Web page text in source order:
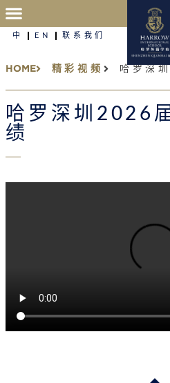
中 EN 联系我们
HOME 精彩视频 哈罗深
哈罗深圳2026
绩